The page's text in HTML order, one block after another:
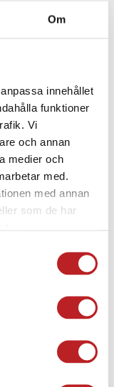
Om
innehållet
funktioner
Vi
och annan
medier och
med.
med annan
som de har